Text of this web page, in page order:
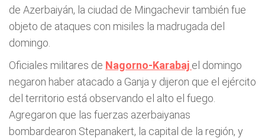
de Azerbaiyán, la ciudad de Mingachevir también fue
objeto de ataques con misiles la madrugada del
domingo.
Oficiales militares de Nagorno-Karabaj el domingo
negaron haber atacado a Ganja y dijeron que el ejército
del territorio está observando el alto el fuego.
Agregaron que las fuerzas azerbaiyanas
bombardearon Stepanakert, la capital de la región, y